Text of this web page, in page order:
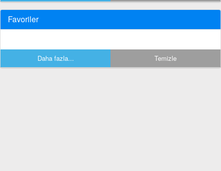
Favoriler
Daha fazla... Temizle